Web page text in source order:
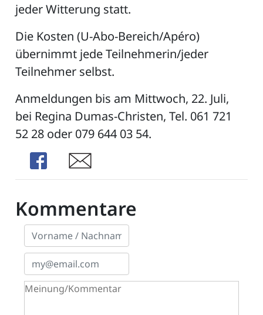
jeder Witterung statt.
Die Kosten (U-Abo-Bereich/Apéro)
übernimmt jede Teilnehmerin/jeder
Teilnehmer selbst.
Anmeldungen bis am Mittwoch, 22. Juli,
bei Regina Dumas-Christen, Tel. 061 721
52 28 oder 079 644 03 54.
Share
Share
Kommentare